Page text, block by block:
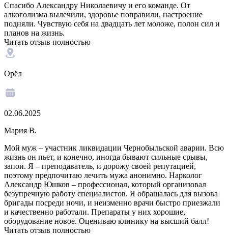
Спасибо Александру Николаевичу и его команде. От
алкоголизма вылечили, здоровье поправили, настроение
подняли. Чувствую себя на двадцать лет моложе, полон сил и
планов на жизнь.
Читать отзыв полностью
Орёл
02.06.2025
Мария В.
Мой муж – участник ликвидации Чернобыльской аварии. Всю
жизнь он пьет, и конечно, иногда бывают сильные срывы,
запои. Я – преподаватель, и дорожу своей репутацией,
поэтому предпочитаю лечить мужа анонимно. Нарколог
Александр Юшков – профессионал, который организовал
безупречную работу специалистов. Я обращалась для вызова
бригады посреди ночи, и неизменно врачи быстро приезжали
и качественно работали. Препараты у них хорошие,
оборудование новое. Оцениваю клинику на высший балл!
Читать отзыв полностью